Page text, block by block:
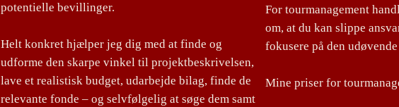
potentielle bevillinger.
Helt konkret hjælper jeg dig med at finde og
udforme den skarpe vinkel til projektbeskrivelsen,
lave et realistisk budget, udarbejde bilag, finde de
relevante fonde – og selvfølgelig at søge dem samt
For tourmanagement
om, at du kan slippe
fokusere på den
Mine priser for